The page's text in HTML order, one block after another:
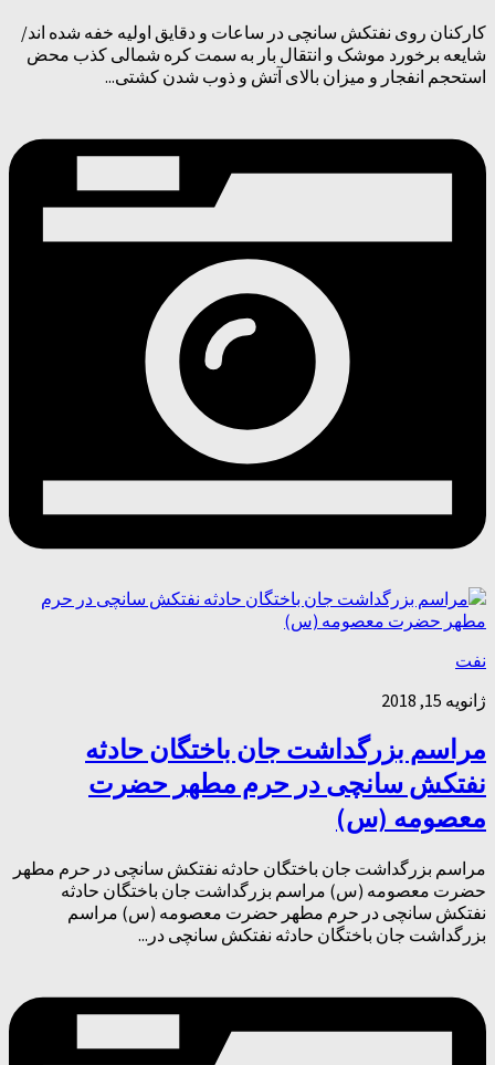
کارکنان روی نفتکش سانچی در ساعات و دقایق اولیه خفه شده اند/
شایعه برخورد موشک و انتقال بار به سمت کره شمالی کذب محض
استحجم انفجار و میزان بالای آتش و ذوب شدن کشتی...
نفت
ژانویه 15, 2018
مراسم بزرگداشت جان باختگان حادثه
نفتکش سانچی در حرم مطهر حضرت
معصومه (س)
مراسم بزرگداشت جان باختگان حادثه نفتکش سانچی در حرم مطهر
حضرت معصومه (س) مراسم بزرگداشت جان باختگان حادثه
نفتکش سانچی در حرم مطهر حضرت معصومه (س) مراسم
بزرگداشت جان باختگان حادثه نفتکش سانچی در...